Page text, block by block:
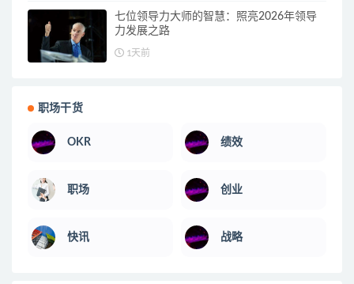
七位领导力大师的智慧：照亮2026年领导
力发展之路
1天前
职场干货
OKR 绩效
职场 创业
快讯 战略